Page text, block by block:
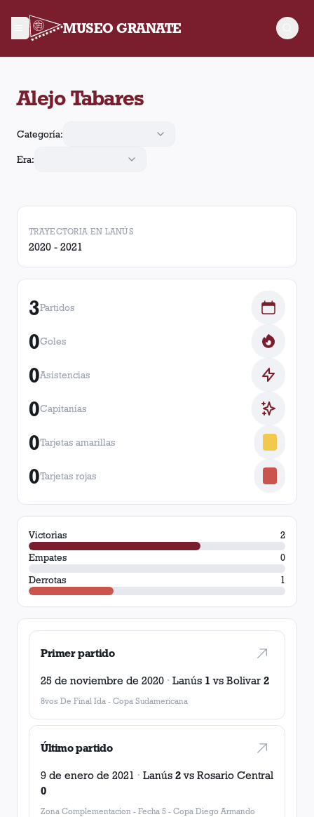
MUSEO GRANATE
Alejo Tabares
Categoría:
Era:
TRAYECTORIA EN LANÚS
2020 - 2021
3Partidos
0Goles
0Asistencias
0Capitanías
0Tarjetas amarillas
0Tarjetas rojas
Victorias
2
Empates
0
Derrotas
1
Primer partido
25 de noviembre de 2020 · Lanús 1 vs Bolivar 2
8vos De Final Ida - Copa Sudamericana
Último partido
9 de enero de 2021 · Lanús 2vs Rosario Central
0
Zona Complementacion - Fecha 5 - Copa Diego Armando